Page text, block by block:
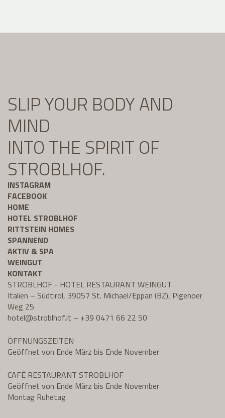
SLIP YOUR BODY AND
MIND
INTO THE SPIRIT OF
STROBLHOF.
INSTAGRAM
FACEBOOK
HOME
HOTEL STROBLHOF
RITTSTEIN HOMES
SPANNEND
AKTIV & SPA
WEINGUT
KONTAKT
STROBLHOF - HOTEL RESTAURANT WEINGUT
Italien – Südtirol, 39057 St. Michael/Eppan (BZ), Pigenoer
Weg 25
hotel@stroblhof.it – +39 0471 66 22 50
ÖFFNUNGSZEITEN
Geöffnet von Ende März bis Ende November
CAFÈ RESTAURANT STROBLHOF
Geöffnet von Ende März bis Ende November
Montag Ruhetag